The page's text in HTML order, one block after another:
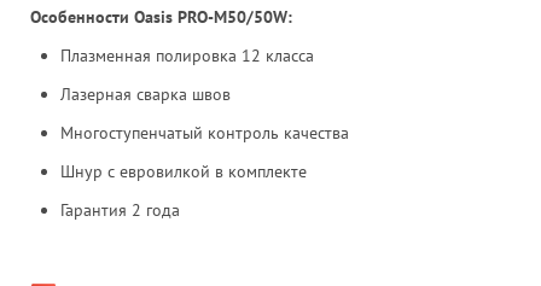
Особенности Oasis PRO-M50/50W:
Плазменная полировка 12 класса
Лазерная сварка швов
Многоступенчатый контроль качества
Шнур с евровилкой в комплекте
Гарантия 2 года